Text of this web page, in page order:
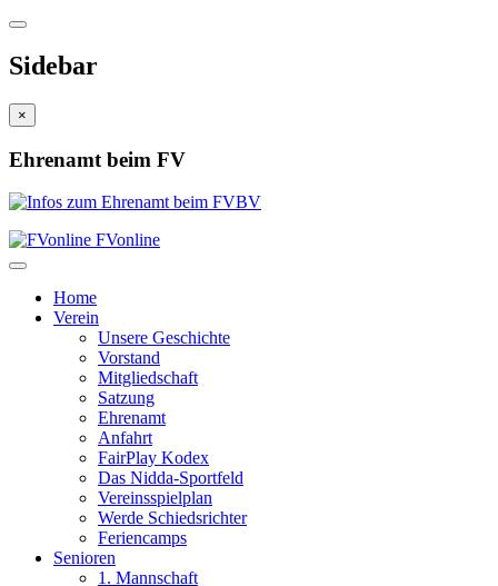
Sidebar
×
Ehrenamt beim FV
FVonline
Home
Verein
Unsere Geschichte
Vorstand
Mitgliedschaft
Satzung
Ehrenamt
Anfahrt
FairPlay Kodex
Das Nidda-Sportfeld
Vereinsspielplan
Werde Schiedsrichter
Feriencamps
Senioren
1. Mannschaft